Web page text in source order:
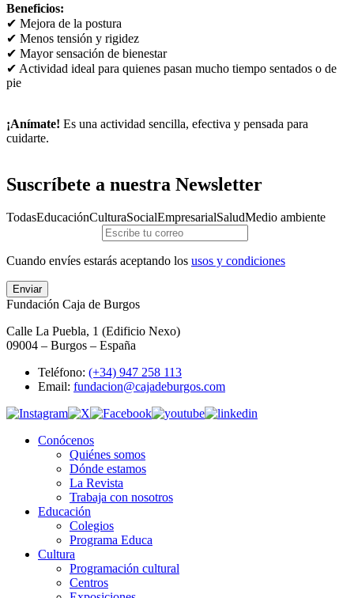
Beneficios:
✔ Mejora de la postura
✔ Menos tensión y rigidez
✔ Mayor sensación de bienestar
✔ Actividad ideal para quienes pasan mucho tiempo sentados o de
pie
¡Anímate! Es una actividad sencilla, efectiva y pensada para
cuidarte.
Suscríbete a nuestra Newsletter
TodasEducaciónCulturaSocialEmpresarialSaludMedio ambiente
Cuando envíes estarás aceptando los usos y condiciones
Enviar
Fundación Caja de Burgos
Calle La Puebla, 1 (Edificio Nexo)
09004 – Burgos – España
Teléfono: (+34) 947 258 113
Email: fundacion@cajadeburgos.com
Conócenos
Quiénes somos
Dónde estamos
La Revista
Trabaja con nosotros
Educación
Colegios
Programa Educa
Cultura
Programación cultural
Centros